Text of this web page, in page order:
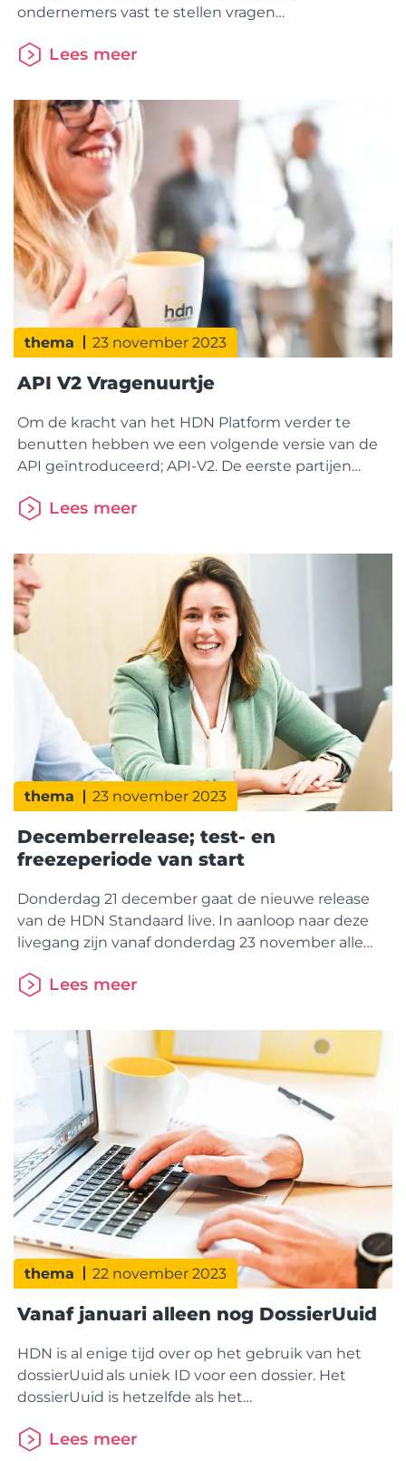
ondernemers vast te stellen vragen
ondernemer. Deze verklaring wordt opgesteld
gespecialiseerd, de rekenexpert. In de pilot
Inkomensverklaring ondernemer vraagt het
intermediair vanuit het softwarepakket via HDN de
inkomensverklaring ondernemer aan bij
rekenexperts Pentrax of Zakelijk
Lees meer
thema 23 november 2023
API V2 Vragenuurtje
Om de kracht van het HDN Platform verder te
benutten hebben we een volgende versie van de
API geïntroduceerd; API-V2. De eerste partijen
geïmplementeerd. Belangrijk want uiterlijk met de
iedereen over zijn op de API V2. Ben je nu bezig
met
Lees meer
thema 23 november 2023
Decemberrelease; test- en
freezeperiode van start
Donderdag 21 december gaat de nieuwe release
van de HDN Standaard live. In aanloop naar deze
livegang zijn vanaf donderdag 23 november alle
Verzekeren en Kredieten beschikbaar via de HDN
testomgeving (GTO) zodat iedereen de nieuwe
schema’s kan testen. Daarbij start ook de
freezeperiode donderdag. Vanaf 4 januari
Lees meer
thema 22 november 2023
Vanaf januari alleen nog DossierUuid
HDN is al enige tijd over op het gebruik van het
dossierUuid als uniek ID voor een dossier. Het
dossierUuid is hetzelfde als het
zoeken in welk dossier de berichten van een
Lees meer